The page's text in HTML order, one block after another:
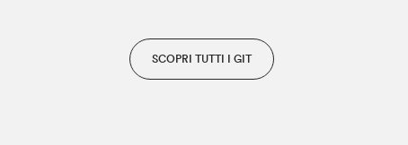
SCOPRI TUTTI I GIT